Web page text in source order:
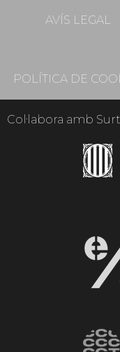
AVÍS LEGAL
POLÍTICA DE
Col·labora amb